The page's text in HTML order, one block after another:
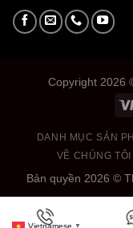
Copyright 2026
DANH MỤC SẢN
VỀ CHÚNG TÔI
Bản quyền 2026 ©
Vietnamese ▼
Sẵn sàng hợp tác và